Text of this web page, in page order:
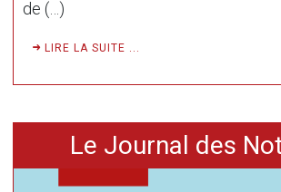
de (…)
LIRE LA SUITE ...
Le Journal des